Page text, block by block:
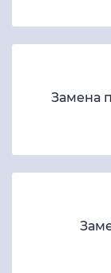
Замена